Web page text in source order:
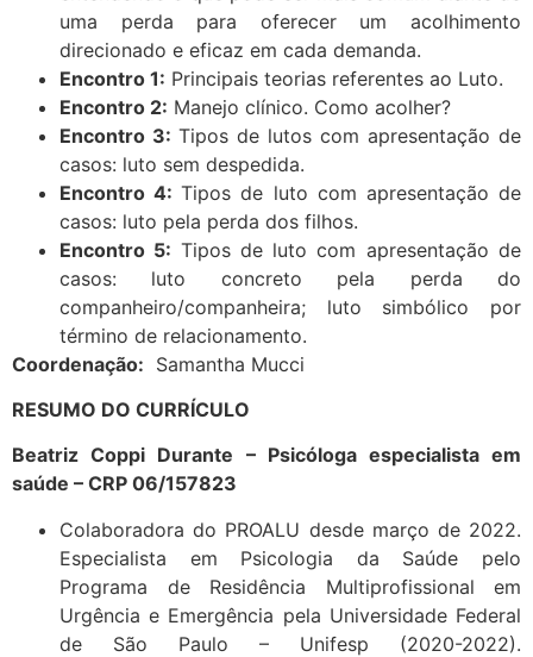
uma perda para oferecer um acolhimento
direcionado e eficaz em cada demanda.
Encontro 1: Principais teorias referentes ao Luto.
Encontro 2: Manejo clínico. Como acolher?
Encontro 3: Tipos de lutos com apresentação de
casos: luto sem despedida.
Encontro 4:Tipos de luto com apresentação de
casos: luto pela perda dos filhos.
Encontro 5: Tipos de luto com apresentação de
casos: luto concreto pela perda do
companheiro/companheira; luto simbólico por
término de relacionamento.
Coordenação: Samantha Mucci
RESUMO DO CURRÍCULO
Beatriz Coppi Durante – Psicóloga especialista em
saúde – CRP 06/157823
Colaboradora do PROALU desde março de 2022.
Especialista em Psicologia da Saúde pelo
Programa de Residência Multiprofissional em
Urgência e Emergência pela Universidade Federal
de São Paulo – Unifesp (2020-2022).